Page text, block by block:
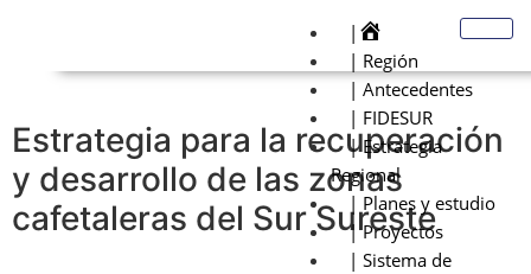
|
| Región
| Antecedentes
| FIDESUR
| Estrategia
Regional
| Planes y estudio
| Proyectos
| Sistema de
Estrategia para la recuperación
y desarrollo de las zonas
cafetaleras del Sur Sureste